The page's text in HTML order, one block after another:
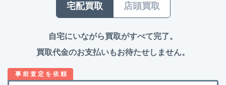
宅配買取 店頭買取
自宅にいながら買取がすべて完了。
買取代金のお支払いもお待たせしません。